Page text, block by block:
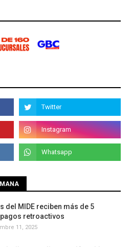
del MIDE reciben más de 5
retroactivos
11, 2025